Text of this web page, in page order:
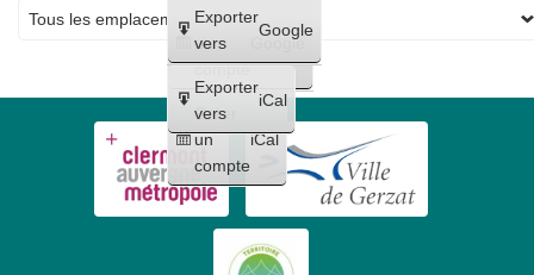
Créer
un
compte
Google
Créer
un
compte
iCal
Exporter
vers
Google
Exporter
vers
iCal